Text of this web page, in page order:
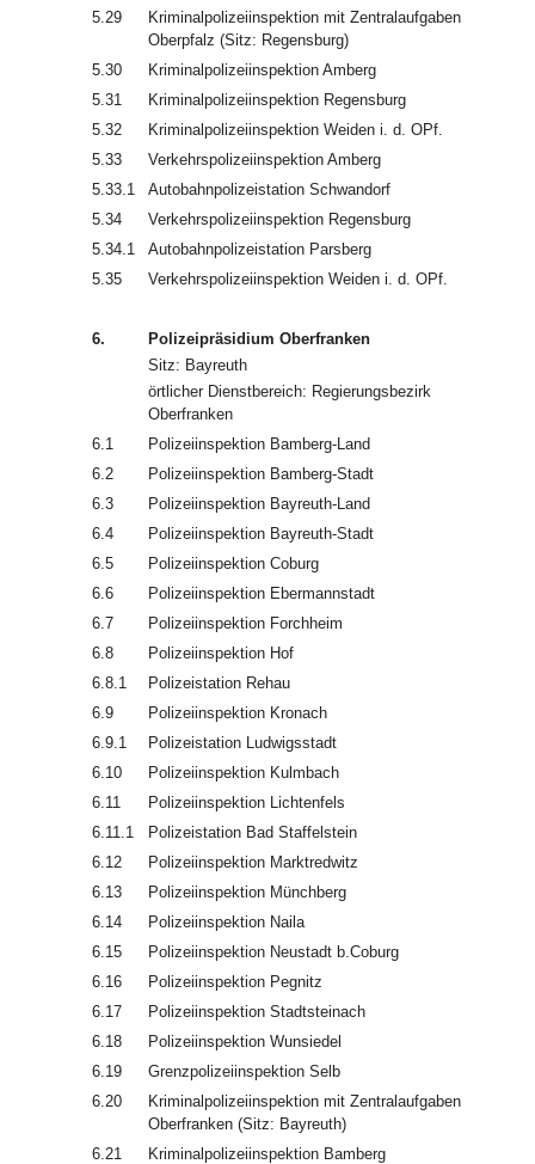
5.29
Kriminalpolizeiinspektion mit Zentralaufgaben
Oberpfalz (Sitz: Regensburg)
5.30
Kriminalpolizeiinspektion Amberg
5.31
Kriminalpolizeiinspektion Regensburg
5.32
Kriminalpolizeiinspektion Weiden i. d. OPf.
5.33
Verkehrspolizeiinspektion Amberg
5.33.1
Autobahnpolizeistation Schwandorf
5.34
Verkehrspolizeiinspektion Regensburg
5.34.1
Autobahnpolizeistation Parsberg
5.35
Verkehrspolizeiinspektion Weiden i. d. OPf.
6.
Polizeipräsidium Oberfranken
Sitz: Bayreuth
örtlicher Dienstbereich: Regierungsbezirk
Oberfranken
6.1
Polizeiinspektion Bamberg-Land
6.2
Polizeiinspektion Bamberg-Stadt
6.3
Polizeiinspektion Bayreuth-Land
6.4
Polizeiinspektion Bayreuth-Stadt
6.5
Polizeiinspektion Coburg
6.6
Polizeiinspektion Ebermannstadt
6.7
Polizeiinspektion Forchheim
6.8
Polizeiinspektion Hof
6.8.1
Polizeistation Rehau
6.9
Polizeiinspektion Kronach
6.9.1
Polizeistation Ludwigsstadt
6.10
Polizeiinspektion Kulmbach
6.11
Polizeiinspektion Lichtenfels
6.11.1
Polizeistation Bad Staffelstein
6.12
Polizeiinspektion Marktredwitz
6.13
Polizeiinspektion Münchberg
6.14
Polizeiinspektion Naila
6.15
Polizeiinspektion Neustadt b.Coburg
6.16
Polizeiinspektion Pegnitz
6.17
Polizeiinspektion Stadtsteinach
6.18
Polizeiinspektion Wunsiedel
6.19
Grenzpolizeiinspektion Selb
6.20
Kriminalpolizeiinspektion mit Zentralaufgaben
Oberfranken (Sitz: Bayreuth)
6.21
Kriminalpolizeiinspektion Bamberg